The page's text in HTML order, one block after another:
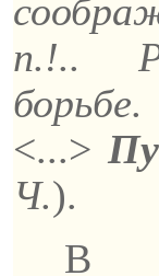
п.!..
<...>
Ч.).
В